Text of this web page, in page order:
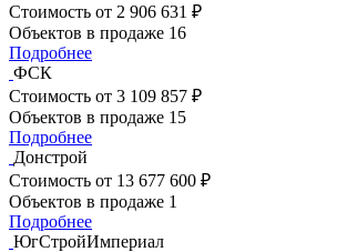
Стоимость от 2 906 631 ₽
Объектов в продаже 16
Подробнее
ФСК
Стоимость от 3 109 857 ₽
Объектов в продаже 15
Подробнее
Донстрой
Стоимость от 13 677 600 ₽
Объектов в продаже 1
Подробнее
ЮгСтройИмпериал